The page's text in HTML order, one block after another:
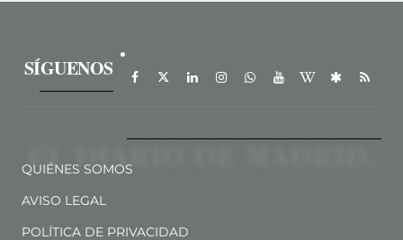
SÍGUENOS
QUIÉNES SOMOS
AVISO LEGAL
POLÍTICA DE PRIVACIDAD